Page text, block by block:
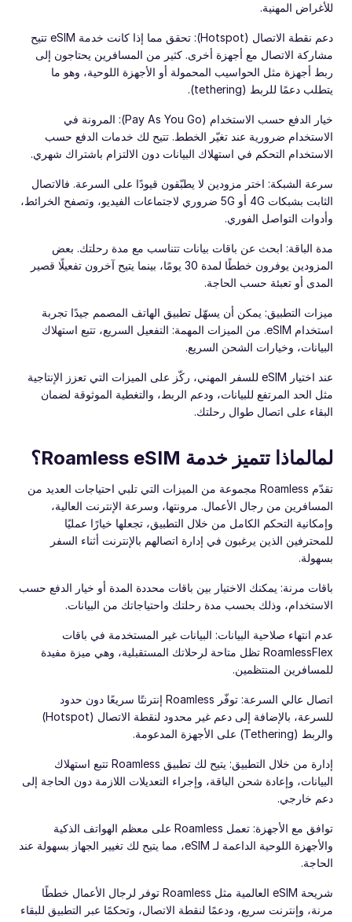
للأغراض المهنية.
دعم نقطة الاتصال (Hotspot): تحقق مما إذا كانت خدمة eSIM تتيح
مشاركة الاتصال مع أجهزة أخرى. كثير من المسافرين يحتاجون إلى
ربط أجهزة مثل الحواسيب المحمولة أو الأجهزة اللوحية، وهو ما
يتطلب دعمًا للربط (tethering).
خيار الدفع حسب الاستخدام (Pay As You Go): المرونة في
الاستخدام ضرورية عند تغيّر الخطط. تتيح لك خدمات الدفع حسب
الاستخدام التحكم في استهلاك البيانات دون الالتزام باشتراك شهري.
سرعة الشبكة: اختر مزودين لا يطبّقون قيودًا على السرعة. فالاتصال
الثابت بشبكات 4G أو 5G ضروري لاجتماعات الفيديو، وتصفح الخرائط،
وأدوات التواصل الفوري.
مدة الباقة: ابحث عن باقات بيانات تتناسب مع مدة رحلتك. بعض
المزودين يوفرون خططًا لمدة 30 يومًا، بينما يتيح آخرون تفعيلًا قصير
المدى أو تعبئة حسب الحاجة.
ميزات التطبيق: يمكن أن يسهّل تطبيق الهاتف المصمم جيدًا تجربة
استخدام eSIM. من الميزات المهمة: التفعيل السريع، تتبع استهلاك
البيانات، وخيارات الشحن السريع.
عند اختيار eSIM للسفر المهني، ركّز على الميزات التي تعزز الإنتاجية
مثل الحد المرتفع للبيانات، ودعم الربط، والتغطية الموثوقة لضمان
البقاء على اتصال طوال رحلتك.
لمالماذا تتميز خدمة Roamless eSIM؟
تقدّم Roamless مجموعة من الميزات التي تلبي احتياجات العديد من
المسافرين من رجال الأعمال. مرونتها، وسرعة الإنترنت العالية،
وإمكانية التحكم الكامل من خلال التطبيق، تجعلها خيارًا عمليًا
للمحترفين الذين يرغبون في إدارة اتصالهم بالإنترنت أثناء السفر
بسهولة.
باقات مرنة: يمكنك الاختيار بين باقات محددة المدة أو خيار الدفع حسب
الاستخدام، وذلك بحسب مدة رحلتك واحتياجاتك من البيانات.
عدم انتهاء صلاحية البيانات: البيانات غير المستخدمة في باقات
RoamlessFlex تظل متاحة لرحلاتك المستقبلية، وهي ميزة مفيدة
للمسافرين المنتظمين.
اتصال عالي السرعة: توفّر Roamless إنترنتًا سريعًا دون حدود
للسرعة، بالإضافة إلى دعم غير محدود لنقطة الاتصال (Hotspot)
والربط (Tethering) على الأجهزة المدعومة.
إدارة من خلال التطبيق: يتيح لك تطبيق Roamless تتبع استهلاك
البيانات، وإعادة شحن الباقة، وإجراء التعديلات اللازمة دون الحاجة إلى
دعم خارجي.
توافق مع الأجهزة: تعمل Roamless على معظم الهواتف الذكية
والأجهزة اللوحية الداعمة لـ eSIM، مما يتيح لك تغيير الجهاز بسهولة عند
الحاجة.
شريحة eSIM العالمية مثل Roamless توفر لرجال الأعمال خططًا
مرنة، وإنترنت سريع، ودعمًا لنقطة الاتصال، وتحكمًا عبر التطبيق للبقاء